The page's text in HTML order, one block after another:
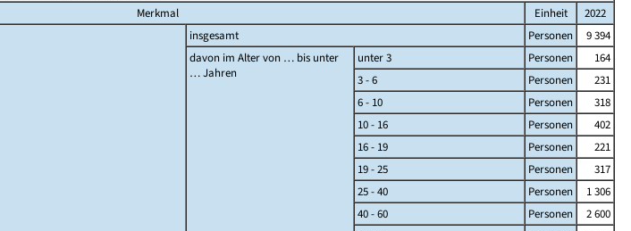
Merkmal Einheit
2022
insgesamt Personen
9 394
davon im Alter von … bis unter
… Jahren
unter 3 Personen
164
3 - 6
Personen
231
6 - 10
Personen
318
10 - 16
Personen
402
16 - 19
Personen
221
19 - 25
Personen
317
25 - 40
Personen
1 306
40 - 60
Personen
2 600